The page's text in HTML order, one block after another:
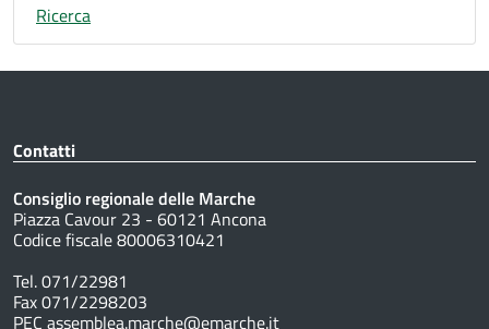
Ricerca
Contatti
Consiglio regionale delle Marche
Piazza Cavour 23 - 60121 Ancona
Codice fiscale 80006310421
Tel. 071/22981
Fax 071/2298203
PEC assemblea.marche@emarche.it